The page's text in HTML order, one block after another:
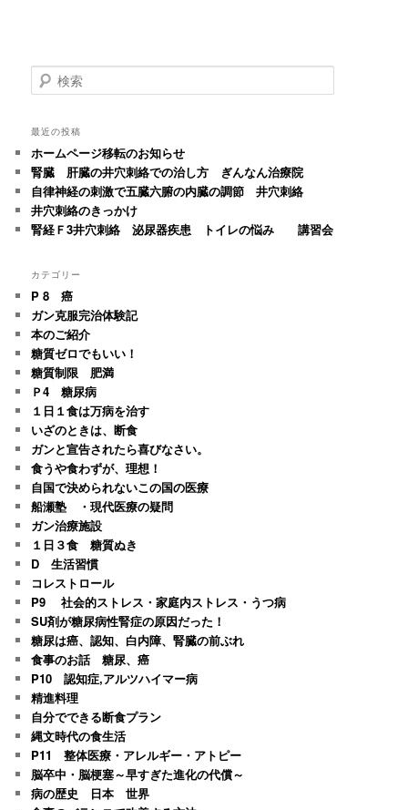
検
索
最近の投稿
ホームページ移転のお知らせ
腎臓 肝臓の井穴刺絡での治し方 ぎんなん治療院
自律神経の刺激で五臓六腑の内臓の調節 井穴刺絡
井穴刺絡のきっかけ
腎経Ｆ3井穴刺絡 泌尿器疾患 トイレの悩み 講習会
カテゴリー
P 8 癌
ガン克服完治体験記
本のご紹介
糖質ゼロでもいい！
糖質制限 肥満
Ｐ4 糖尿病
１日１食は万病を治す
いざのときは、断食
ガンと宣告されたら喜びなさい。
食うや食わずが、理想！
自国で決められないこの国の医療
船瀬塾 ・現代医療の疑問
ガン治療施設
１日３食 糖質ぬき
D 生活習慣
コレストロール
P9 社会的ストレス・家庭内ストレス・うつ病
SU剤が糖尿病性腎症の原因だった！
糖尿は癌、認知、白内障、腎臓の前ぶれ
食事のお話 糖尿、癌
P10 認知症,アルツハイマー病
精進料理
自分でできる断食プラン
縄文時代の食生活
P11 整体医療・アレルギー・アトピー
脳卒中・脳梗塞～早すぎた進化の代償～
病の歴史 日本 世界